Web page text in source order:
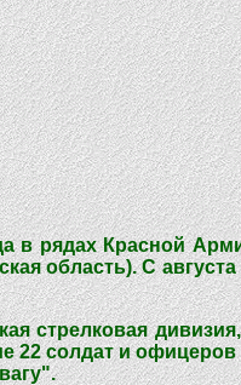
в рядах Красной
область). С августа
стрелковая
22 солдат и офицеров